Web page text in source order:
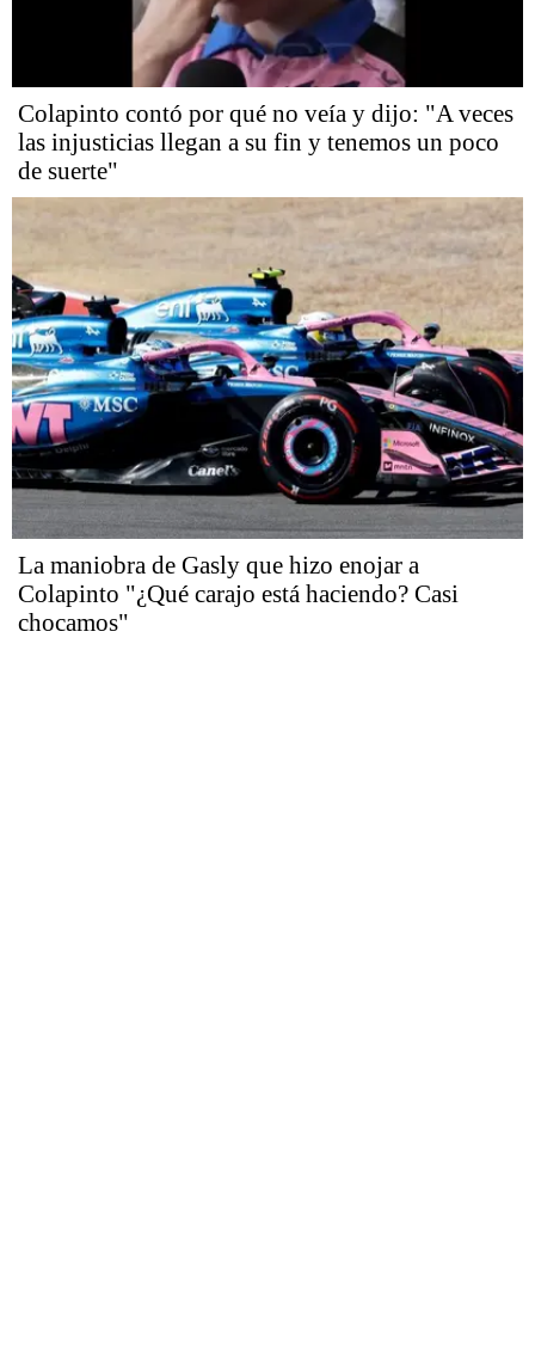
Colapinto contó por qué no veía y dijo: "A veces
las injusticias llegan a su fin y tenemos un poco
de suerte"
La maniobra de Gasly que hizo enojar a
Colapinto "¿Qué carajo está haciendo? Casi
chocamos"